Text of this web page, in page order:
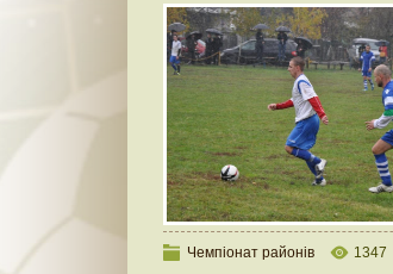
Чемпіонат районів 1347